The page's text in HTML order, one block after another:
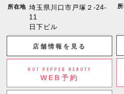
所在地 埼玉県川口市戸塚２-24-
11
日下ビル
店舗情報を見る
HOT PEPPER BEAUTY
WEB予約